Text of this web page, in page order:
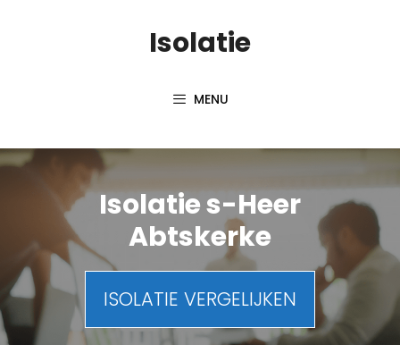
Isolatie
MENU
Isolatie s-Heer
Abtskerke
ISOLATIE VERGELIJKEN